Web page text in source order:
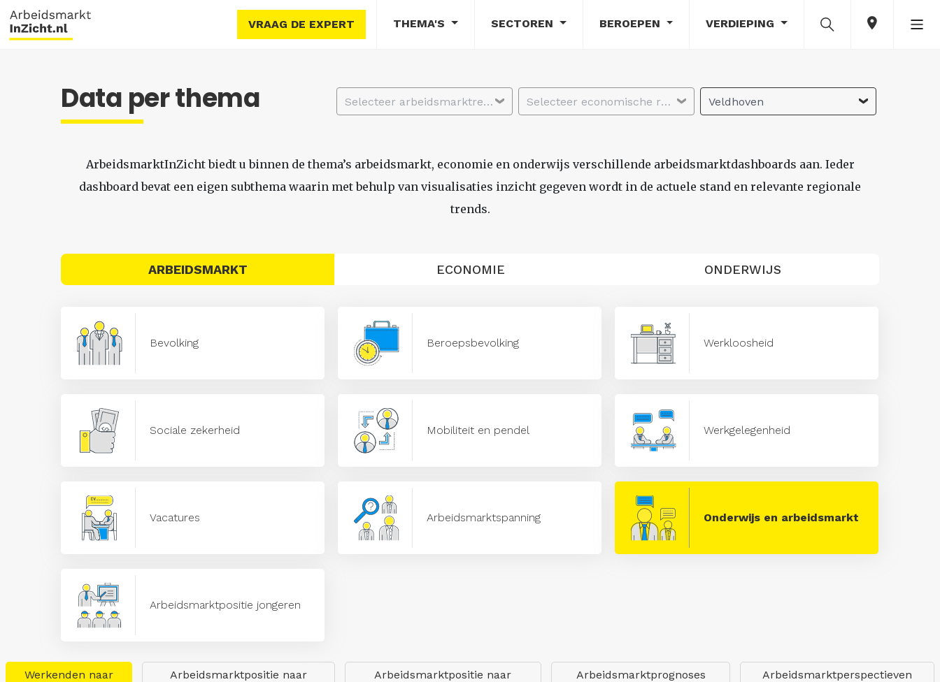
VRAAG DE EXPERT THEMA'S SECTOREN BEROEPEN VERDIEPING
Data per thema Selecteer arbeidsmarktregio Selecteer economische regio Veldhoven
ArbeidsmarktInZicht biedt u binnen de thema’s arbeidsmarkt, economie en onderwijs verschillende arbeidsmarktdashboards aan. Ieder
dashboard bevat een eigen subthema waarin met behulp van visualisaties inzicht gegeven wordt in de actuele stand en relevante regionale
trends.
ARBEIDSMARKT ECONOMIE ONDERWIJS
Bevolking Beroepsbevolking Werkloosheid
Sociale zekerheid Mobiliteit en pendel Werkgelegenheid
Vacatures Arbeidsmarktspanning Onderwijs en arbeidsmarkt
Arbeidsmarktpositie jongeren
Werkenden naar
Arbeidsmarktpositie naar
Arbeidsmarktpositie naar
Arbeidsmarktprognoses
Arbeidsmarktperspectieven